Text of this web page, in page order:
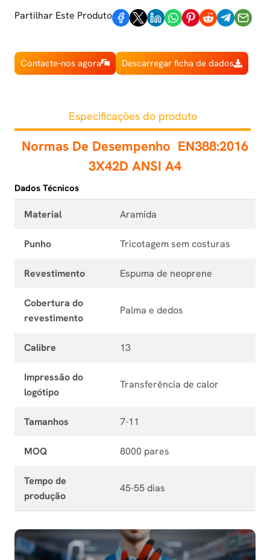
Partilhar Este Produto
Contacte-nos agora Descarregar ficha de dados
Especificações do produto
Normas De Desempenho EN388:2016
3X42D ANSI A4
Dados Técnicos
Material Aramida
Punho Tricotagem sem costuras
Revestimento Espuma de neoprene
Cobertura do
revestimento
Palma e dedos
Calibre 13
Impressão do
logótipo
Transferência de calor
Tamanhos 7-11
MOQ 8000 pares
Tempo de
produção
45-55 dias